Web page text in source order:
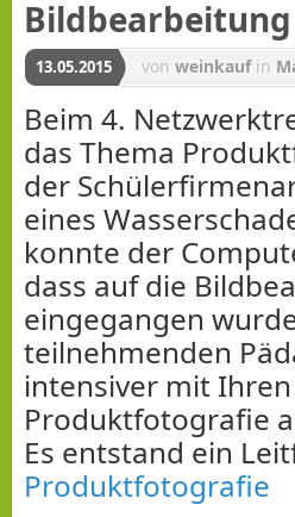
Bildbearbeitung
13.05.2015 von weinkauf in
Beim 4.
das Thema
der
eines
konnte der
dass auf die
eingegangen
teilnehmenden
intensiver mit
Produktfotografie
Es entstand ein
Produktfotografie